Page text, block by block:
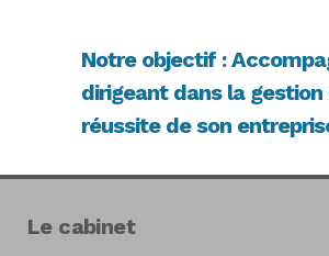
Notre objectif :
dirigeant dans la gestion
réussite de son
Le cabinet